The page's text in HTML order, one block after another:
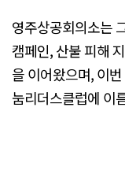
영주상공회의소는
캠페인, 산불 피해
을 이어왔으며, 이
눔리더스클럽에 이